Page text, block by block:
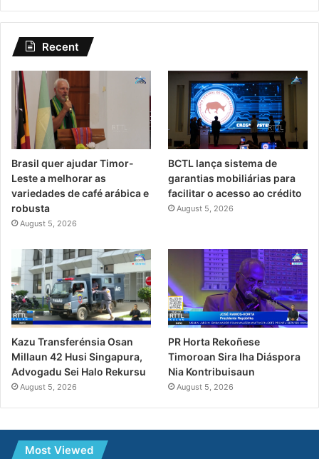
Recent
Brasil quer ajudar Timor-
Leste a melhorar as
variedades de café arábica e
robusta
August 5, 2026
BCTL lança sistema de
garantias mobiliárias para
facilitar o acesso ao crédito
August 5, 2026
Kazu Transferénsia Osan
Millaun 42 Husi Singapura,
Advogadu Sei Halo Rekursu
August 5, 2026
PR Horta Rekoñese
Timoroan Sira Iha Diáspora
Nia Kontribuisaun
August 5, 2026
Most Viewed